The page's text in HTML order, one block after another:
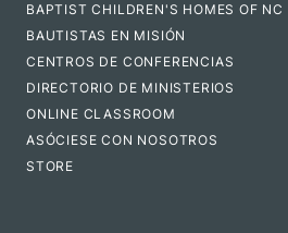
BAPTIST CHILDREN'S HOMES OF NC
BAUTISTAS EN MISIÓN
CENTROS DE CONFERENCIAS
DIRECTORIO DE MINISTERIOS
ONLINE CLASSROOM
ASÓCIESE CON NOSOTROS
STORE